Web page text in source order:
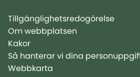
Tillgänglighetsredogörelse
Om webbplatsen
Kakor
Så hanterar vi dina
Webbkarta